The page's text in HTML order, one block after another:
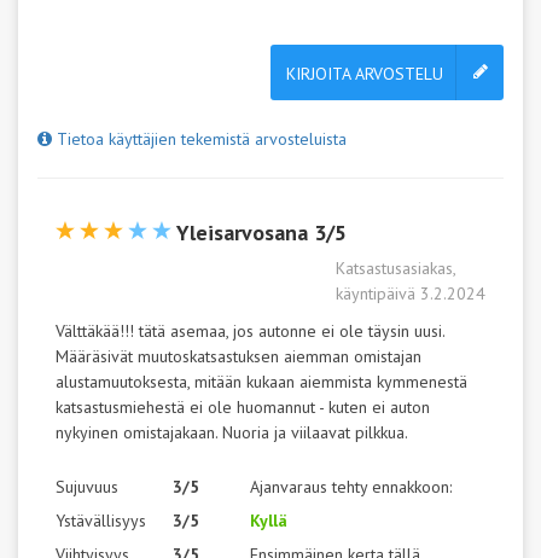
KIRJOITA ARVOSTELU
Tietoa käyttäjien tekemistä arvosteluista
Yleisarvosana 3/5
Katsastusasiakas,
käyntipäivä 3.2.2024
Välttäkää!!! tätä asemaa, jos autonne ei ole täysin uusi.
Määräsivät muutoskatsastuksen aiemman omistajan
alustamuutoksesta, mitään kukaan aiemmista kymmenestä
katsastusmiehestä ei ole huomannut - kuten ei auton
nykyinen omistajakaan. Nuoria ja viilaavat pilkkua.
Sujuvuus
Ystävällisyys
3/5
3/5
Ajanvaraus tehty ennakkoon:
Kyllä